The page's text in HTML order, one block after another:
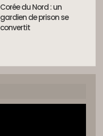
Corée du Nord : un
gardien de prison se
convertit